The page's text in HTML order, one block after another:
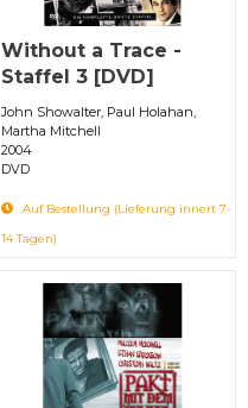
Without a Trace -
Staffel 3 [DVD]
John Showalter, Paul Holahan,
Martha Mitchell
2004
DVD
Auf Bestellung (Lieferung innert 7-
14 Tagen)